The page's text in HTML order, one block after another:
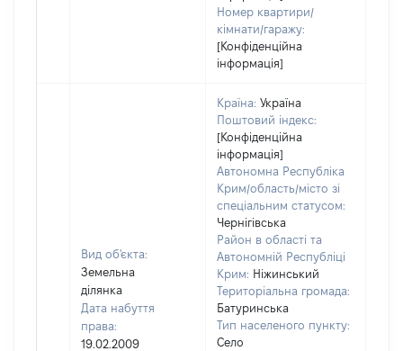
Номер квартири/
кімнати/гаражу:
[Конфіденційна
інформація]
Вид об'єкта:
Земельна
ділянка
Дата набуття
права:
19.02.2009
Країна: Україна
Поштовий індекс:
[Конфіденційна
інформація]
Автономна Республіка
Крим/область/місто зі
спеціальним статусом:
Чернігівська
Район в області та
Автономній Республіці
Крим: Ніжинський
Територіальна громада:
Батуринська
Тип населеного пункту:
Село